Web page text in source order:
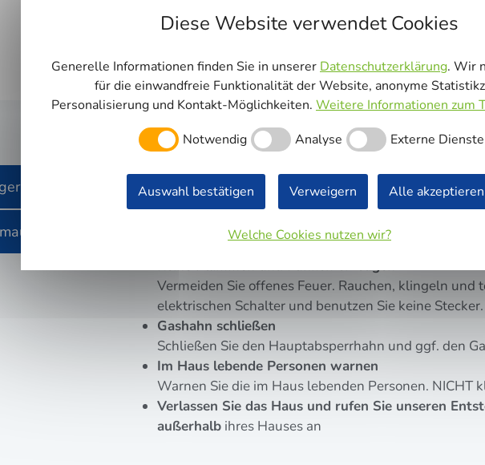
Richtiges Verhalten bei Gasgeruch
Öff­nen Sie alle Fens­ter und Türen und sor­gen so für
Kei­ne Flam­men und Fun­ken erzeu­gen
Ver­mei­den Sie offe­nes Feu­er. Rau­chen, klin­geln und
elek­tri­schen Schal­ter und benut­zen Sie kei­ne
Gas­hahn schlie­ßen
Schlie­ßen Sie den Haupt­ab­sperr­hahn und ggf. den
Im Haus leben­de Per­so­nen war­nen
War­nen Sie die im Haus leben­den Per­so­nen. NICHT
Ver­las­sen Sie das Haus und rufen Sie unse­ren
außer­halb ihres Hau­ses an
Diese Website verwendet Cookies
Generelle Informationen finden Sie in unserer Datenschutzerklärung. Wir
für die einwandfreie Funktionalität der Website, anonyme
Personalisierung und Kontakt-Möglichkeiten. Weitere Informationen zum
Notwendig
Analyse Externe Dienste
Auswahl bestätigen Verweigern Alle akzeptieren
Welche Cookies nutzen wir?